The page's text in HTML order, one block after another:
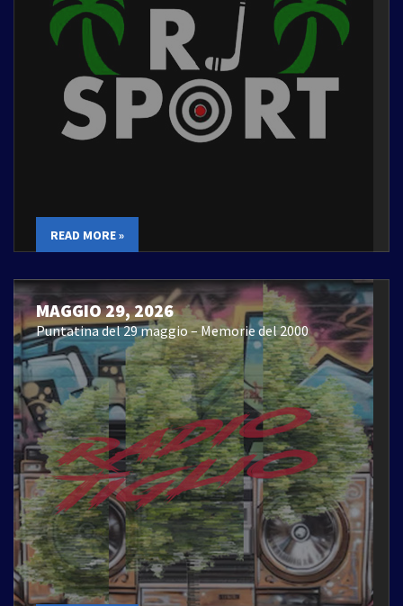
READ MORE »
MAGGIO 29, 2026
Puntatina del 29 maggio – Memorie del 2000